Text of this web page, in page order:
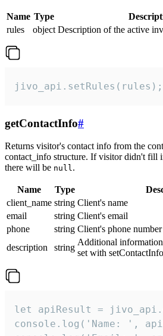
Name Type
rules
object Description of the active
jivo_api.setRules(rules);
getContactInfo#
Returns visitor's contact info from the
contact_info structure. If visitor didn't fill
there will be null.
Name Type
client_name string Client's name
email
string Client's email
phone
string Client's phone number
description
string
Additional
set with setContactInfo
let apiResult =
console.log('Name: ',